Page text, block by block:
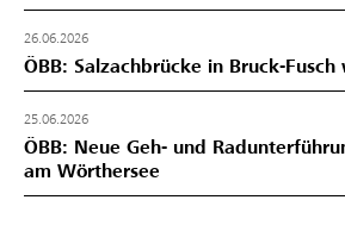
26.06.2026
ÖBB: Salzachbrücke in Bruck-
25.06.2026
ÖBB: Neue Geh- und
am Wörthersee